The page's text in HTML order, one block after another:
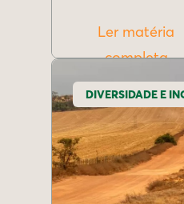
Ler matéria
completa
DIVERSIDADE E